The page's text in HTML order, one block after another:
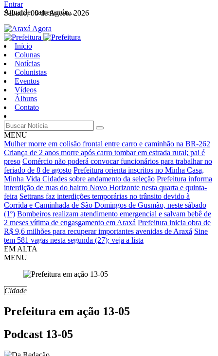
Aguarde, carregando...
Entrar
Sábado, 08 de Agosto 2026
Início
Colunas
Notícias
Colunistas
Eventos
Vídeos
Álbuns
Contato
MENU
Mulher morre em colisão frontal entre carro e caminhão na BR-262
Criança de 2 anos morre após carro tombar em estrada rural; pai é
preso Comércio não poderá convocar funcionários para trabalhar no
feriado de 8 de agosto Prefeitura orienta inscritos no Minha Casa,
Minha Vida Cidades sobre andamento da seleção Prefeitura informa
interdição de ruas do bairro Novo Horizonte nesta quarta e quinta-
feira Settrans faz interdições temporárias no trânsito devido à
Corrida e Caminhada de São Domingos de Gusmão, neste sábado
(1º) Bombeiros realizam atendimento emergencial e salvam bebê de
2 meses vítima de engasgamento em Araxá Prefeitura inicia obra de
R$ 9,6 milhões para recuperar importantes avenidas de Araxá Sine
tem 581 vagas nesta segunda (27); veja a lista
EM ALTA
MENU
Cidade
Prefeitura em ação 13-05
Podcast 13-05